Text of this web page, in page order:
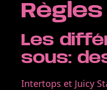
Les
sous:
Intertops et Juicy